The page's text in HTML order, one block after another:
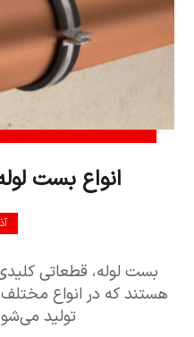
انواع بست
بست لوله، قطعاتی
هستند که در انواع
تولید